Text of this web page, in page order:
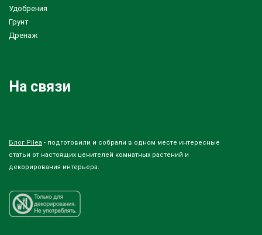
Удобрения
Грунт
Дренаж
На связи
Блог Pilea - подготовили и собрали в одном месте интересные
статьи от настоящих ценителей комнатных растений и
декорирования интерьера.